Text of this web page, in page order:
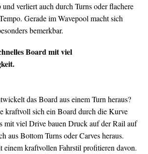
verliert auch durch Turns oder flachere
Gerade im Wavepool macht sich
bemerkbar.
Board mit viel
das Board aus einem Turn heraus?
kraftvoll sich ein Board durch die Kurve
mit viel Drive bauen Druck auf der Rail auf
aus Bottom Turns oder Carves heraus.
einem kraftvollen Fahrstil profitieren davon.